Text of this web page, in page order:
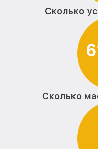
Сколько
6
Сколько